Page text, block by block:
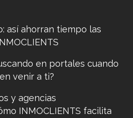
así ahorran tiempo las
en portales cuando
venir a ti?
y agencias
INMOCLIENTS facilita